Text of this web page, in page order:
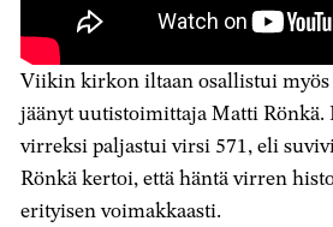
Viikin kirkon iltaan osallistui
jäänyt uutistoimittaja Matti Rönkä.
virreksi paljastui virsi 571, eli
Rönkä kertoi, että häntä virren
erityisen voimakkaasti.